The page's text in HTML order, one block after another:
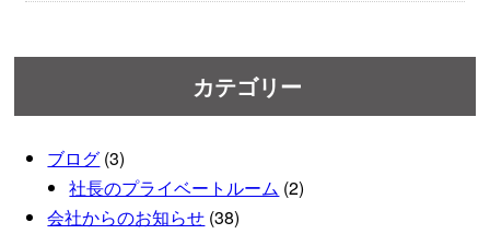
カテゴリー
ブログ (3)
社長のプライベートルーム (2)
会社からのお知らせ (38)